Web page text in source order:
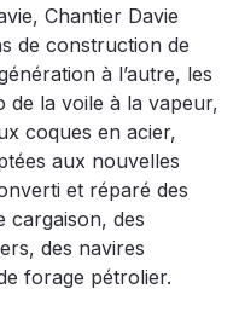
Chantier Davie
de construction de
à l’autre, les
de la voile à la vapeur,
coques en acier,
aux nouvelles
et réparé des
cargaison, des
des navires
forage pétrolier.